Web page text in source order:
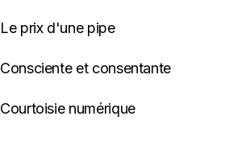
Le prix d'une pipe
Consciente et consentante
Courtoisie numérique